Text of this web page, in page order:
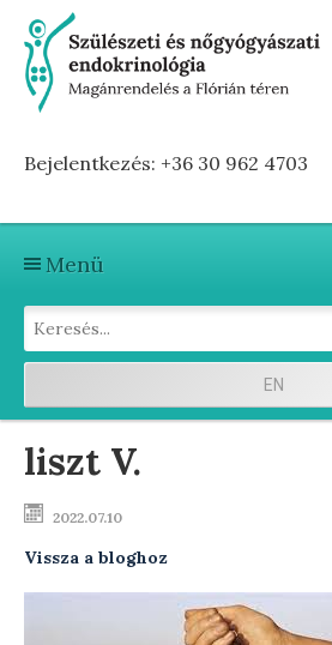
Bejelentkezés: +36 30 962 4703
Menü
Kezdőlap
Szolgáltatások
Első vizitre készülve
Terhesség előtti hormonvizsgálat
Testsúly optimalizálása
EN
liszt V.
2022.07.10
Vissza a bloghoz